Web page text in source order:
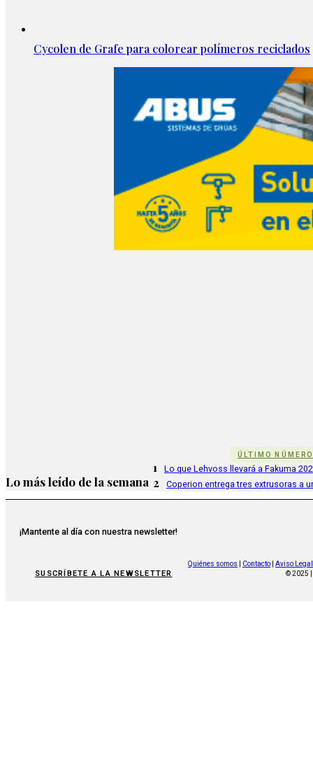
Cycolen de Grafe para colorear polímeros reciclados
ÚLTIMO NÚMERO
Lo más leído de la semana
1 Lo que Lehvoss llevará a Fakuma
2 Coperion entrega tres extrusoras a
¡Mantente al día con nuestra newsletter!
SUSCRÍBETE A LA NEWSLETTER
Quiénes somos Contacto
Aviso Legal
© 2025